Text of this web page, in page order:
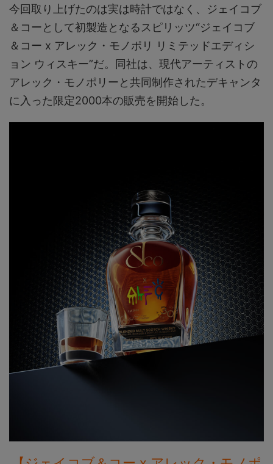
今回取り上げたのは実は時計ではなく、ジェイコブ
＆コーとして初製造となるスピリッツ“ジェイコブ
＆コー x アレック・モノポリ リミテッドエディシ
ョン ウィスキー”だ。同社は、現代アーティストの
アレック・モノポリーと共同制作されたデキャンタ
に入った限定2000本の販売を開始した。